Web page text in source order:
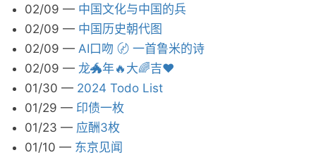
02/09 — 中国文化与中国的兵
02/09 — 中国历史朝代图
02/09 — AI口吻 〄 一首鲁米的诗
02/09 — 龙🐲年🔥大🌈吉❤️
01/30 — 2024 Todo List
01/29 — 印债一枚
01/23 — 应酬3枚
01/10 — 东京见闻